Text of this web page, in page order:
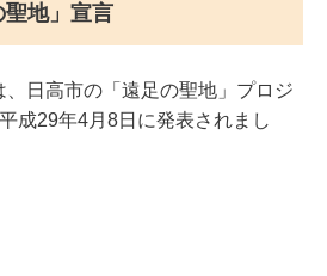
聖地」宣言
、日高市の「遠足の聖地」プロジ
成29年4月8日に発表されまし